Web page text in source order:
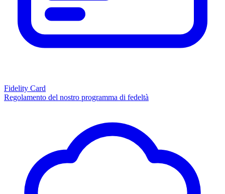
Fidelity Card
Regolamento del nostro programma di fedeltà